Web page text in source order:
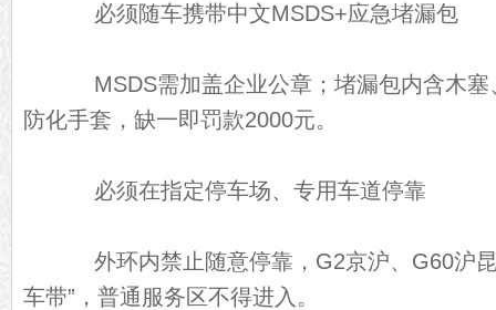
必须随车携带中文MSDS+应急堵漏包
MSDS需加盖企业公章；堵漏包内含木塞
防化手套，缺一即罚款2000元。
必须在指定停车场、专用车道停靠
外环内禁止随意停靠，G2京沪、G60沪昆
车带”，普通服务区不得进入。